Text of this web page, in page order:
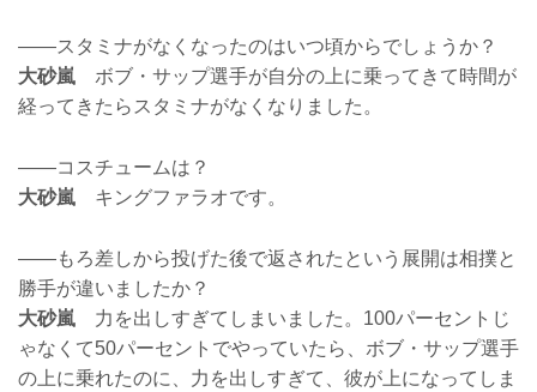
——スタミナがなくなったのはいつ頃からでしょうか？
大砂嵐 ボブ・サップ選手が自分の上に乗ってきて時間が
経ってきたらスタミナがなくなりました。
——コスチュームは？
大砂嵐 キングファラオです。
——もろ差しから投げた後で返されたという展開は相撲と
勝手が違いましたか？
大砂嵐 力を出しすぎてしまいました。100パーセントじ
ゃなくて50パーセントでやっていたら、ボブ・サップ選手
の上に乗れたのに、力を出しすぎて、彼が上になってしま